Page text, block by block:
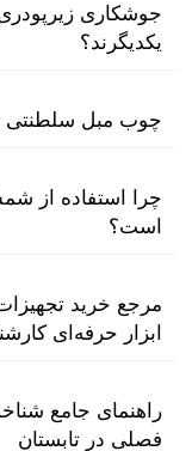
یکدیگرند؟
چوب مبل سلطنتی
چرا استفاده از
است؟
مرجع خرید
ابزار حرفه‌ای
راهنمای جامع
فصلی در تابستان